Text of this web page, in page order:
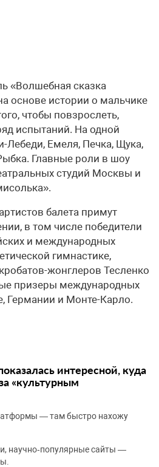
«Волшебная сказка
основе истории о мальчике
чтобы повзрослеть,
испытаний. На одной
Лебеди, Емеля, Печка, Щука,
Главные роли в шоу
студий Москвы и
балета примут
в том числе победители
и международных
гимнастике,
жонглеров Тесленко
призеры международных
Германии и Монте-Карло.
интересной, куда
«культурным
— там быстро нахожу
научно‑популярные сайты —